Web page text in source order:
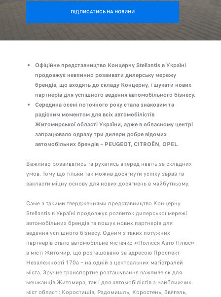
ПІДПИСАТИСЬ НА НОВИНИ
Офіційне представництво Концерну Stellantis в Україні
продовжує невпинно розвивати дилерську мережу
брендів, що входять до складу Концерну, і шукати нових
партнерів для успішного ведення автомобільного бізнесу.
Середина осені поточного року стала знаковим та
радісним моментом для всіх автомобілістів
Житомирської області України, адже в обласному центрі
запрацювало одразу три дилери добре відомих
автомобільних брендів – PEUGEOT, CITROЁN, OPEL.
Важливо розвиватись та рухатись вперед навіть за складних
умов. Тому що тільки так можна досягнути успіху зараз та
закласти міцну основу для нових досягнень в майбутньому.
Саме з такими твердженнями представництво Концерну
Stellantis в Україні продовжує розвиток дилерської мережі
автомобільних брендів та пошук нових партнерів для
ведення успішного бізнесу. Одним з таких потужних
партнерів стало автомобільне містечко «Полісся Авто Плюс»
в місті Житомир, що розташовано за адресою Проспект
Незалежності 170а – на одній з центральних магістралей
міста. Зручне транспортне розташування важливе як для
мешканців Житомира, так і для автомобілістів з найближчих
міст області: Коростишів, Радомишль, Коростень, Звягель,